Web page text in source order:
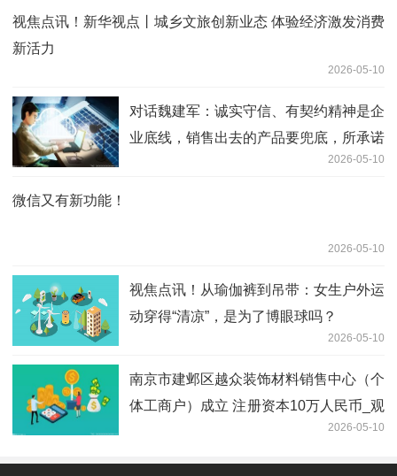
视焦点讯！新华视点丨城乡文旅创新业态 体验经济激发消费
新活力
2026-05-10
对话魏建军：诚实守信、有契约精神是企
业底线，销售出去的产品要兜底，所承诺
2026-05-10
微信又有新功能！
2026-05-10
视焦点讯！从瑜伽裤到吊带：女生户外运
动穿得“清凉”，是为了博眼球吗？
2026-05-10
南京市建邺区越众装饰材料销售中心（个
体工商户）成立 注册资本10万人民币_观
2026-05-10